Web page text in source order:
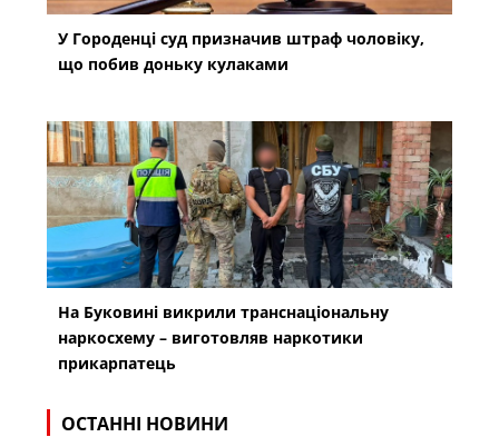
У Городенці суд призначив штраф чоловіку,
що побив доньку кулаками
На Буковині викрили транснаціональну
наркосхему – виготовляв наркотики
прикарпатець
ОСТАННІ НОВИНИ